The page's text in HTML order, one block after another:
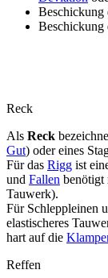
Beschickung
Beschickung
Reck
Als Reck
Gut) oder eines
Für das Rigg ist
und Fallen benötigt
Tauwerk).
Für Schleppleinen
elastischeres
hart auf die
Reffen